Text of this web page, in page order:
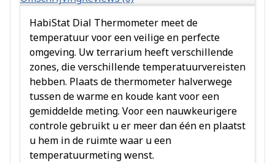
HabiStat Dial Thermometer meet de
temperatuur voor een veilige en perfecte
omgeving. Uw terrarium heeft verschillende
zones, die verschillende temperatuurvereisten
hebben. Plaats de thermometer halverwege
tussen de warme en koude kant voor een
gemiddelde meting. Voor een nauwkeurigere
controle gebruikt u er meer dan één en plaatst
u hem in de ruimte waar u een
temperatuurmeting wenst.